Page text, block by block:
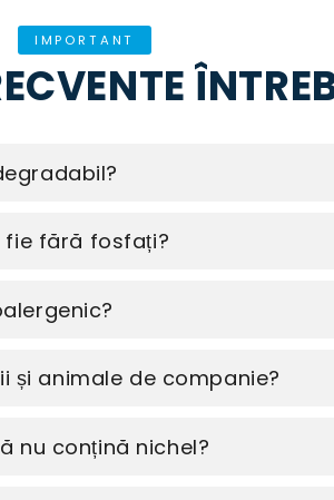
IMPORTANT
fie fără fosfați?
și animale de companie?
nu conțină nichel?